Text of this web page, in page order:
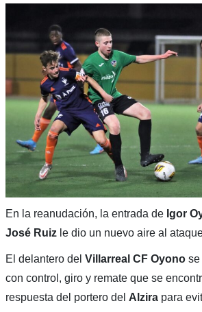
En la reanudación, la entrada de Igor
José Ruizle dio un nuevo aire al
El delantero del Villarreal CF Oyonose
con control, giro y remate que se
respuesta del portero del Alzirapara